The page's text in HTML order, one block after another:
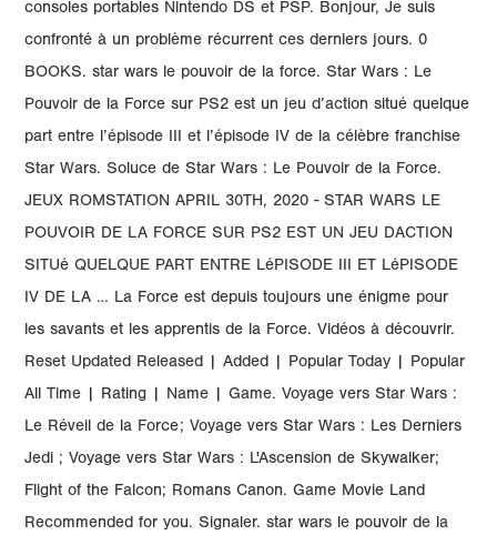
consoles portables Nintendo DS et PSP. Bonjour, Je suis
confronté à un problème récurrent ces derniers jours. 0
BOOKS. star wars le pouvoir de la force. Star Wars : Le
Pouvoir de la Force sur PS2 est un jeu d’action situé quelque
part entre l’épisode III et l’épisode IV de la célèbre franchise
Star Wars. Soluce de Star Wars : Le Pouvoir de la Force.
JEUX ROMSTATION APRIL 30TH, 2020 - STAR WARS LE
POUVOIR DE LA FORCE SUR PS2 EST UN JEU DACTION
SITUé QUELQUE PART ENTRE LéPISODE III ET LéPISODE
IV DE LA … La Force est depuis toujours une énigme pour
les savants et les apprentis de la Force. Vidéos à découvrir.
Reset Updated Released | Added | Popular Today | Popular
All Time | Rating | Name | Game. Voyage vers Star Wars :
Le Réveil de la Force; Voyage vers Star Wars : Les Derniers
Jedi ; Voyage vers Star Wars : L'Ascension de Skywalker;
Flight of the Falcon; Romans Canon. Game Movie Land
Recommended for you. Signaler. star wars le pouvoir de la